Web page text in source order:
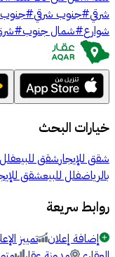
شرقي#جنوب شرقي#جنوب
شوارع#شمال جنوب#
خيارات البحث
شقق للإيجارشقق للبيعفلل
بالرياضفلل للبيعشقق
روابط سريعة
إضافة إعلان تمييز